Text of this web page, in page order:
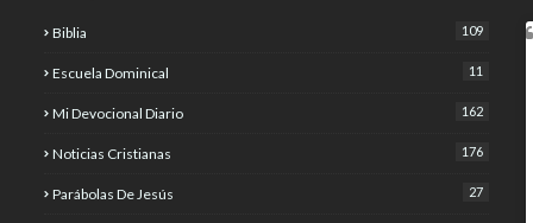
Biblia 109
Escuela Dominical 11
Mi Devocional Diario 162
Noticias Cristianas 176
Parábolas De Jesús 27